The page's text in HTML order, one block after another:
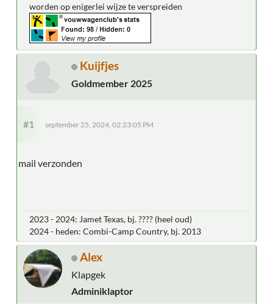
worden op enigerlei wijze te verspreiden
Kuijfjes
Goldmember 2025
#1 september 25, 2024, 02:23:05 PM
mail verzonden
2023 - 2024: Jamet Texas, bj. ???? (heel oud)
2024 - heden: Combi-Camp Country, bj. 2013
Alex
Klapgek
Adminiklaptor